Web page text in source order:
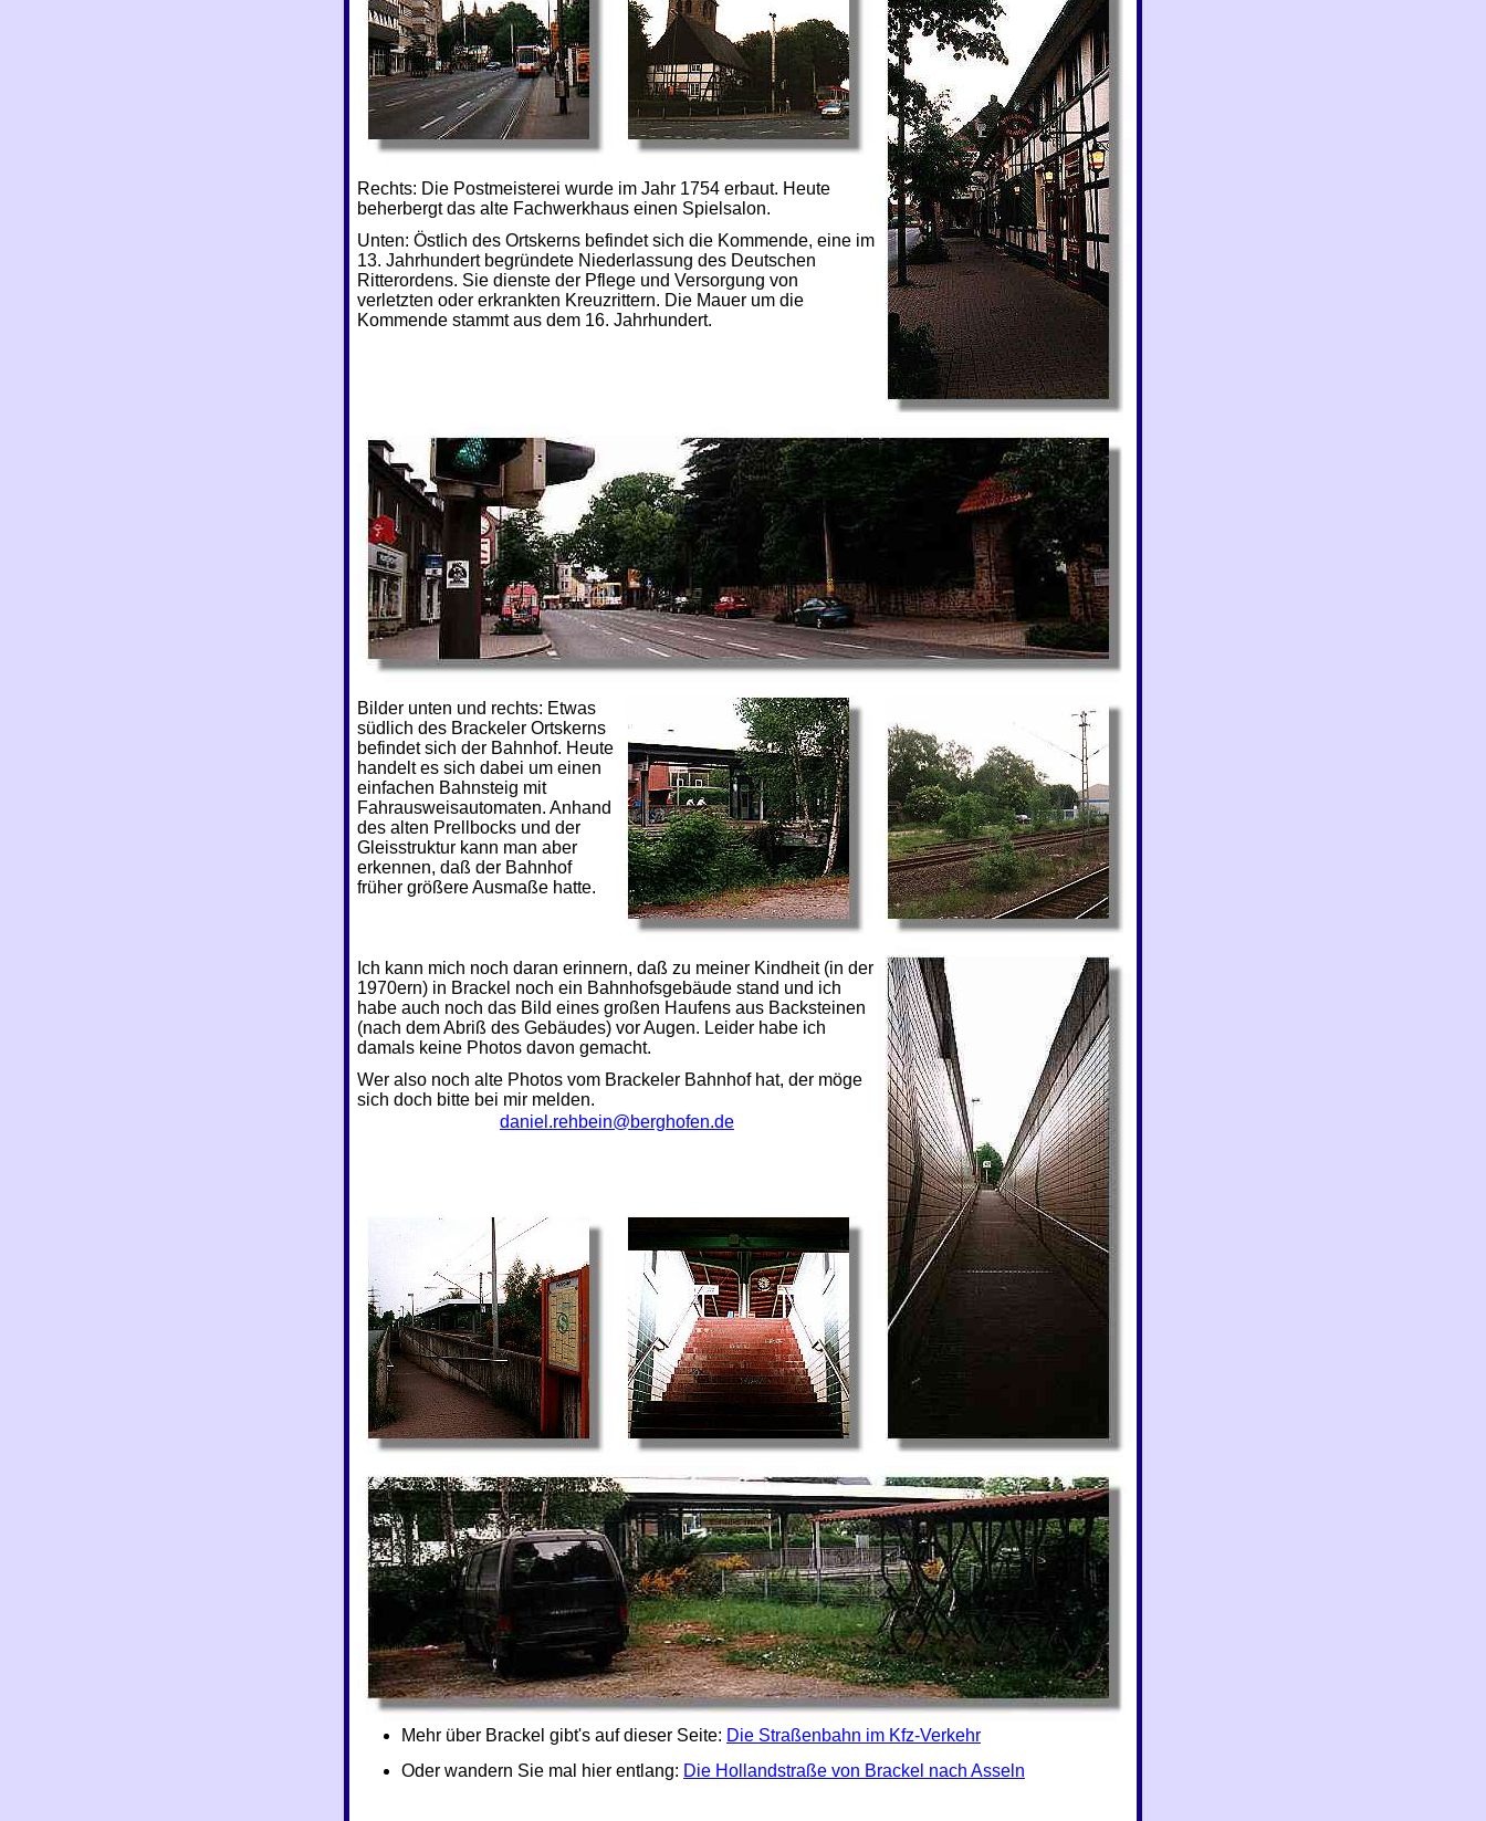
Rechts: Die Postmeisterei wurde im Jahr 1754 erbaut. Heute
beherbergt das alte Fachwerkhaus einen Spielsalon.
Unten: Östlich des Ortskerns befindet sich die Kommende, eine im
13. Jahrhundert begründete Niederlassung des Deutschen
Ritterordens. Sie dienste der Pflege und Versorgung von
verletzten oder erkrankten Kreuzrittern. Die Mauer um die
Kommende stammt aus dem 16. Jahrhundert.
Bilder unten und rechts: Etwas
südlich des Brackeler Ortskerns
befindet sich der Bahnhof. Heute
handelt es sich dabei um einen
einfachen Bahnsteig mit
Fahrausweisautomaten. Anhand
des alten Prellbocks und der
Gleisstruktur kann man aber
erkennen, daß der Bahnhof
früher größere Ausmaße hatte.
Ich kann mich noch daran erinnern, daß zu meiner Kindheit (in der
1970ern) in Brackel noch ein Bahnhofsgebäude stand und ich
habe auch noch das Bild eines großen Haufens aus Backsteinen
(nach dem Abriß des Gebäudes) vor Augen. Leider habe ich
damals keine Photos davon gemacht.
Wer also noch alte Photos vom Brackeler Bahnhof hat, der möge
sich doch bitte bei mir melden.
daniel.rehbein@berghofen.de
Mehr über Brackel gibt's auf dieser Seite: Die Straßenbahn im Kfz-Verkehr
Oder wandern Sie mal hier entlang: Die Hollandstraße von Brackel nach Asseln